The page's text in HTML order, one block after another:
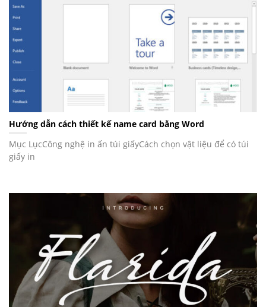
Hướng dẫn cách thiết kế name card bằng Word
Mục LụcCông nghệ in ấn túi giấyCách chọn vật liệu để có túi
giấy in